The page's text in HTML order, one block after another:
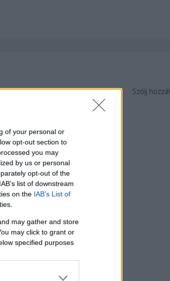
of your personal or
opt-out section to
you may
by us or personal
opt-out of the
list of downstream
on the IAB’s List of
may gather and store
may click to grant or
specified purposes
Szólj hozzá!